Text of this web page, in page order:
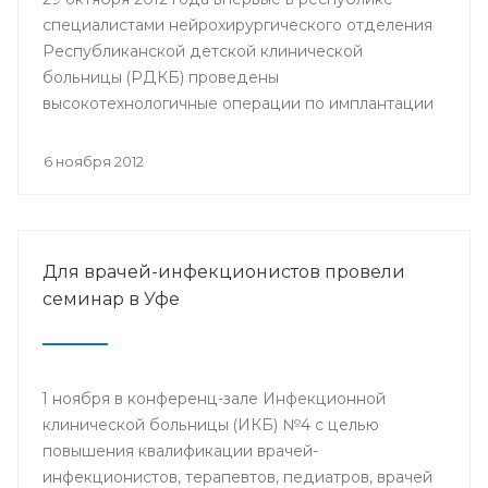
специалистами нейрохирургического отделения
Республиканской детской клинической
больницы (РДКБ) проведены
высокотехнологичные операции по имплантации
(ДЦП) баклофеновых помп. В освоении новой
Москвы.
6 ноября 2012
Для врачей-инфекционистов провели
семинар в Уфе
1 ноября в конференц-зале Инфекционной
клинической больницы (ИКБ) №4 с целью
повышения квалификации врачей-
инфекционистов, терапевтов, педиатров, врачей